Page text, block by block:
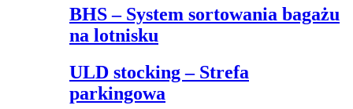
BHS – System sortowania bagażu
na lotnisku
ULD stocking – Strefa
parkingowa